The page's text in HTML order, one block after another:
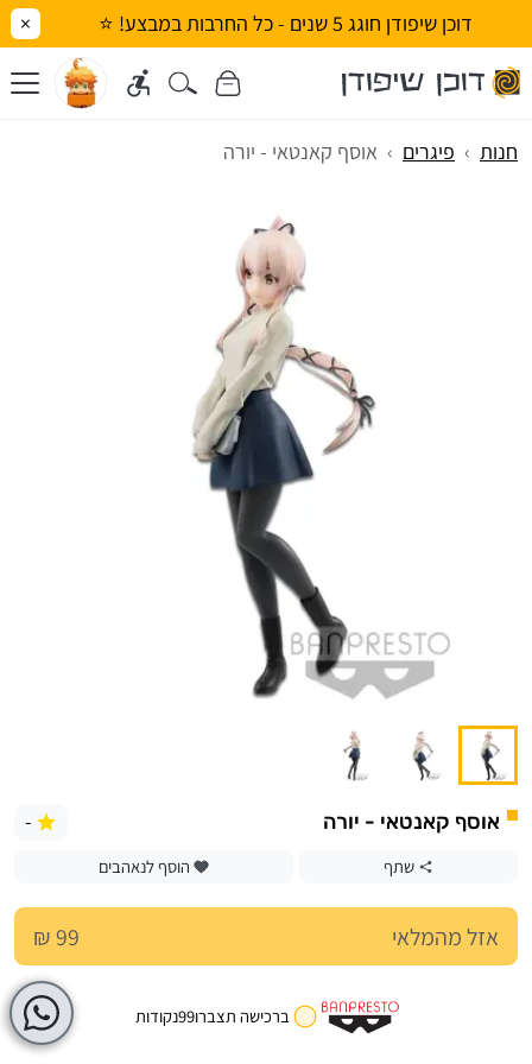
דוכן שיפודן חוגג 5 שנים - כל החרבות במבצע! ⭐ ×
חנות פיגרים אוסף קאנטאי - יורה
אוסף קאנטאי - יורה -
שתף הוסף לנאהבים
אזל מהמלאי 99 ₪
ברכישה תצברו99נקודות